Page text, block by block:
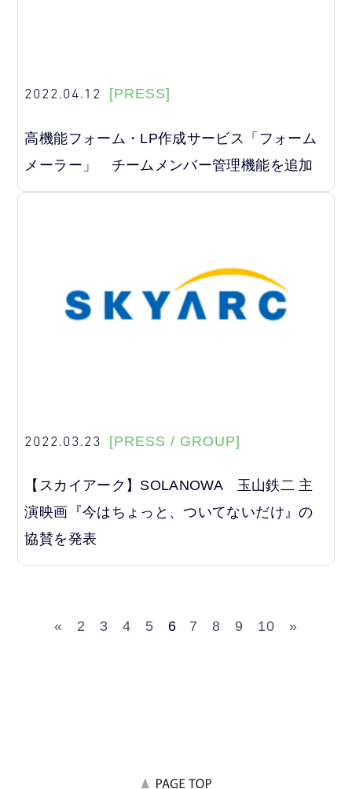
2022.04.12 [PRESS]
高機能フォーム・LP作成サービス「フォーム
メーラー」 チームメンバー管理機能を追加
2022.03.23 [PRESS / GROUP]
【スカイアーク】SOLANOWA 玉山鉄二 主
演映画『今はちょっと、ついてないだけ』の
協賛を発表
« 2 3 4 5 6 7 8 9 10 »